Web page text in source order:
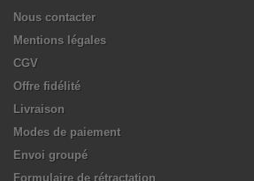
Nous contacter
Mentions légales
CGV
Offre fidélité
Livraison
Modes de paiement
Envoi groupé
Formulaire de rétractation